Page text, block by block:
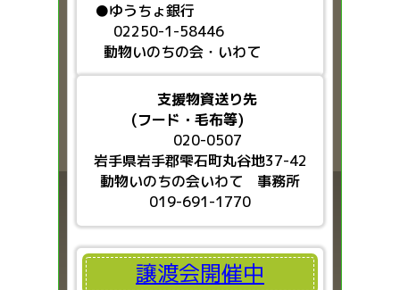
●ゆうちょ銀行
02250-1-58446
動物いのちの会・いわて
支援物資送り先
(フード・毛布等)
020-0507
岩手県岩手郡雫石町丸谷地37-42
動物いのちの会いわて 事務所
019-691-1770
譲渡会開催中